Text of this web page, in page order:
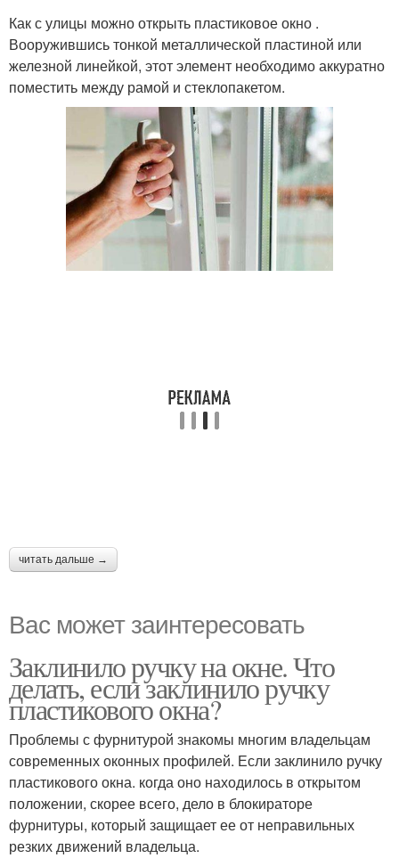
Как с улицы можно открыть пластиковое окно .
Вооружившись тонкой металлической пластиной или
железной линейкой, этот элемент необходимо аккуратно
поместить между рамой и стеклопакетом.
читать дальше →
Вас может заинтересовать
Заклинило ручку на окне. Что
делать, если заклинило ручку
пластикового окна?
Проблемы с фурнитурой знакомы многим владельцам
современных оконных профилей. Если заклинило ручку
пластикового окна. когда оно находилось в открытом
положении, скорее всего, дело в блокираторе
фурнитуры, который защищает ее от неправильных
резких движений владельца.